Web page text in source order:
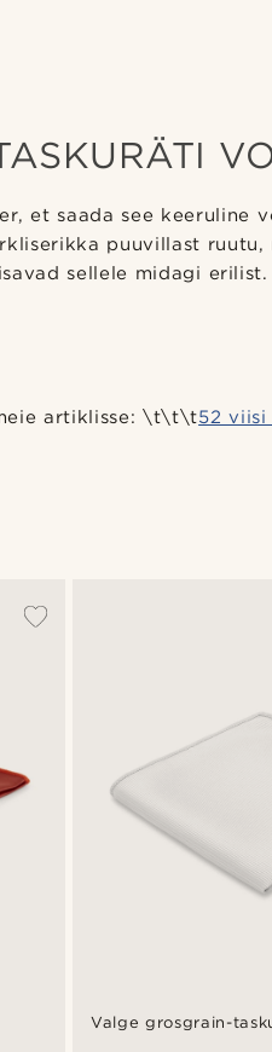
et saada see keeruline
puuvillast ruutu,
sellele midagi erilist.
artiklisse: \t\t\t52
Valge grosgrain-